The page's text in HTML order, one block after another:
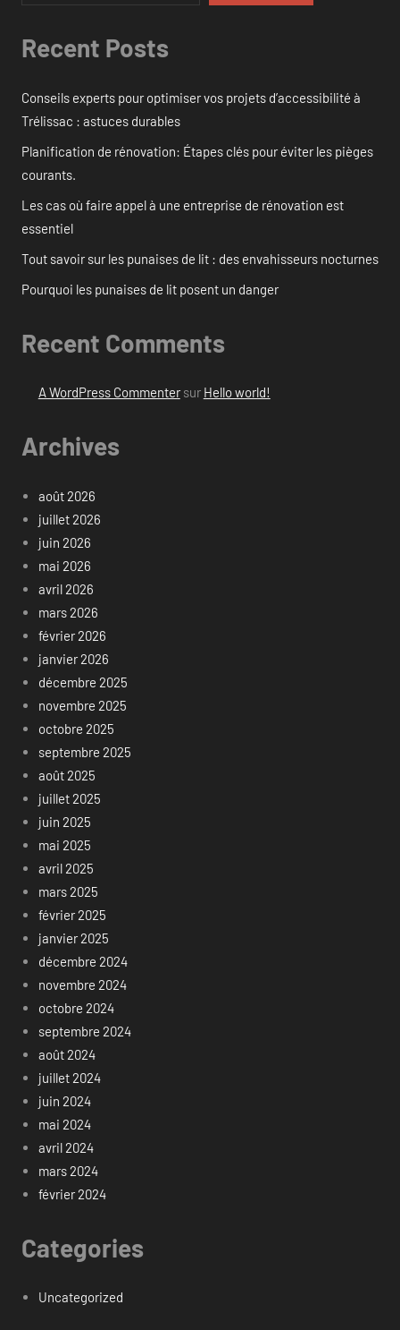
Recent Posts
Conseils experts pour optimiser vos projets d’accessibilité à
Trélissac : astuces durables
Planification de rénovation: Étapes clés pour éviter les pièges
courants.
Les cas où faire appel à une entreprise de rénovation est
essentiel
Tout savoir sur les punaises de lit : des envahisseurs nocturnes
Pourquoi les punaises de lit posent un danger
Recent Comments
A WordPress Commentersur Hello world!
Archives
août 2026
juillet 2026
juin 2026
mai 2026
avril 2026
mars 2026
février 2026
janvier 2026
décembre 2025
novembre 2025
octobre 2025
septembre 2025
août 2025
juillet 2025
juin 2025
mai 2025
avril 2025
mars 2025
février 2025
janvier 2025
décembre 2024
novembre 2024
octobre 2024
septembre 2024
août 2024
juillet 2024
juin 2024
mai 2024
avril 2024
mars 2024
février 2024
Categories
Uncategorized